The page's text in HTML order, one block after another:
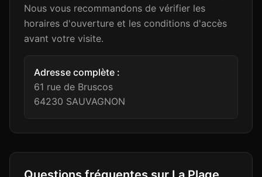
Nous vous recommandons de vérifier les
horaires d'ouverture et les conditions d'accès
avant votre visite.
Adresse complète :
61 rue de Bruscos
64230 SAUVAGNON